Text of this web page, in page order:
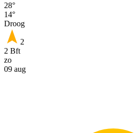
28°
14°
Droog
2
2 Bft
zo
09 aug